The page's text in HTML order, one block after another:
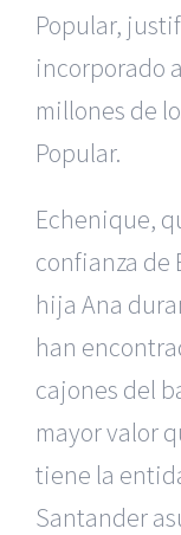
Popular,
incorporado
millones de
Popular.
Echenique,
confianza de
hija Ana
han
cajones del
mayor valor
tiene la
Santander